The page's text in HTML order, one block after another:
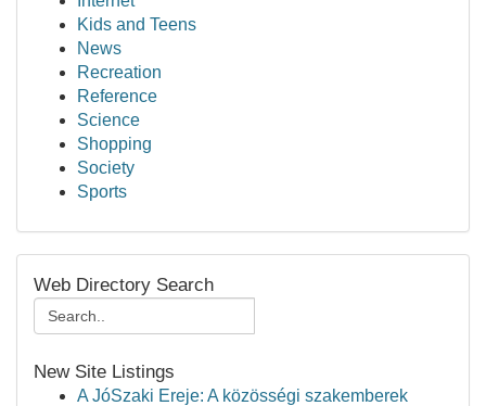
Kids and Teens
News
Recreation
Reference
Science
Shopping
Society
Sports
Web Directory Search
New Site Listings
A JóSzaki Ereje: A közösségi szakemberek